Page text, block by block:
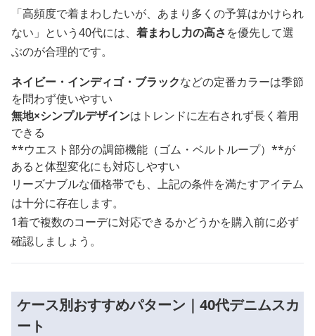
「高頻度で着まわしたいが、あまり多くの予算はかけられ
ない」という40代には、 着まわし力の高さを優先して選
ぶのが合理的です。
ネイビー・インディゴ・ブラックなどの定番カラーは季節
を問わず使いやすい
無地×シンプルデザインはトレンドに左右されず長く着用
できる
**ウエスト部分の調節機能（ゴム・ベルトループ）**が
あると体型変化にも対応しやすい
リーズナブルな価格帯でも、上記の条件を満たすアイテム
は十分に存在します。
1着で複数のコーデに対応できるかどうかを購入前に必ず
確認しましょう。
ケース別おすすめパターン｜40代デニムスカ
ート